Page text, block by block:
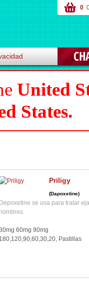
0
United
States.
Priligy
(Dapoxetine)
Depoxetine se usa para tratar
hombres.
60mg 90mg
180,120,90,60,30,20, Pastillas